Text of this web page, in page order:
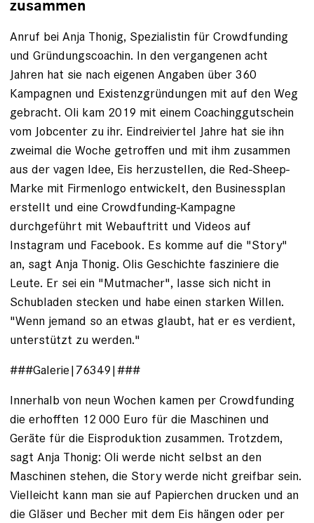
zusammen
Anruf bei Anja Thonig, Spezialistin für Crowdfunding
und Gründungscoachin. In den vergangenen acht
Jahren hat sie nach ­eigenen Angaben über 360
Kampagnen und Existenzgründungen mit auf den Weg
gebracht. Oli kam 2019 mit einem Coachinggutschein
vom Jobcenter zu ihr. Eindreiviertel Jahre hat sie ihn
zweimal die Woche getroffen und mit ihm zusammen
aus der vagen Idee, Eis herzustellen, die Red-Sheep-
Marke mit Firmenlogo entwickelt, den Business­plan
erstellt und eine Crowdfunding-Kampagne
durchgeführt mit Webauftritt und Videos auf
Instagram und Facebook. Es komme auf die "Story"
an, sagt Anja Thonig. Olis Geschichte fasziniere die
Leute. Er sei ein "Mutmacher", lasse sich nicht in
Schub­laden stecken und ­habe einen starken Willen.
"Wenn jemand so an etwas glaubt, hat er es verdient,
unterstützt zu werden."
###Galerie|76349|###
Innerhalb von neun Wochen kamen per Crowd­funding
die erhofften 12 000 Euro für die Maschinen und
Geräte für die Eis­produktion zusammen. Trotzdem,
sagt Anja Thonig: Oli werde nicht selbst an den
Maschinen stehen, die Story werde nicht greifbar sein.
Vielleicht kann man sie auf Papierchen drucken und an
die ­Gläser und Becher mit dem Eis hängen oder per